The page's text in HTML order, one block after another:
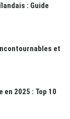
: Guide
et
2025 : Top 10